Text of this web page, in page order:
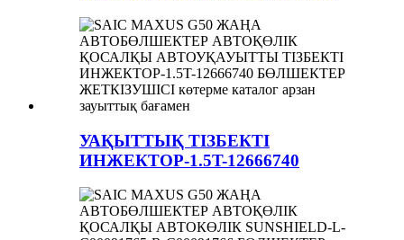
УАҚЫТТЫҚ ТІЗБЕКТІ
ИНЖЕКТОР-1.5T-12666740